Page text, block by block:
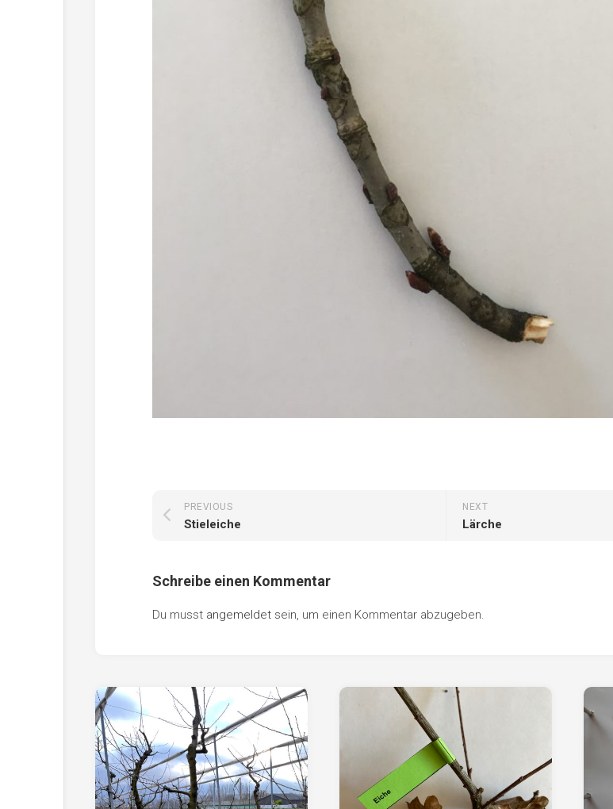
Zirbe
Andere
NEXT
Lärche
PREVIOUS
Stieleiche
Schreibe einen Kommentar
Du musst angemeldet sein, um einen Kommentar abzugeben.